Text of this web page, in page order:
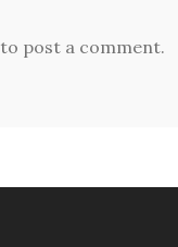
to post a comment.